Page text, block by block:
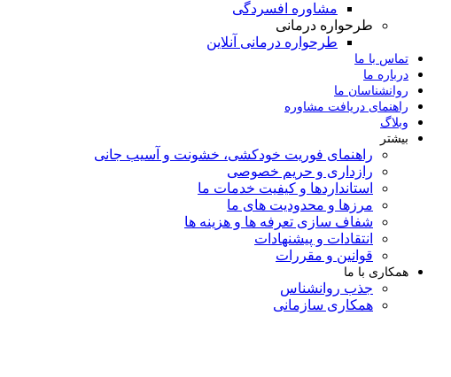
مشاوره افسردگی
طرحواره درمانی
طرحواره درمانی آنلاین
تماس با ما
درباره ما
روانشناسان ما
راهنمای دریافت مشاوره
وبلاگ
بیشتر
راهنمای فوریت‌ خودکشی، خشونت و آسیب جانی
رازداری و حریم خصوصی
استانداردها و کیفیت خدمات ما
مرزها و محدودیت های ما
شفاف سازی تعرفه ها و هزینه ها
انتقادات و پیشنهادات
قوانین و مقررات
همکاری با ما
جذب روانشناس
همکاری سازمانی